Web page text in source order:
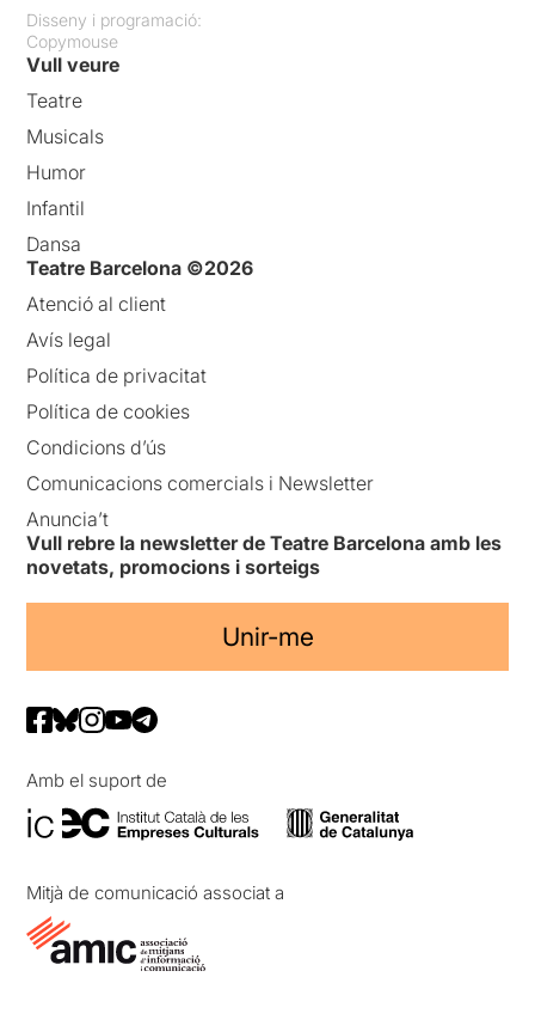
Disseny i programació:
Copymouse
Vull veure
Teatre
Musicals
Humor
Infantil
Dansa
Teatre Barcelona ©2026
Atenció al client
Avís legal
Política de privacitat
Política de cookies
Condicions d’ús
Comunicacions comercials i Newsletter
Anuncia’t
Vull rebre la newsletter de Teatre Barcelona amb les
novetats, promocions i sorteigs
Unir-me
Amb el suport de
Mitjà de comunicació associat a